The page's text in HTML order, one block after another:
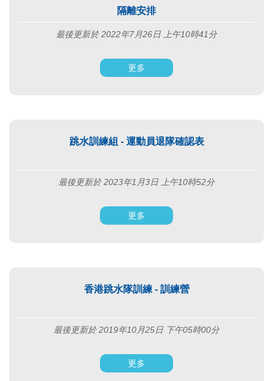
隔離安排
最後更新於 2022年7月26日 上午10時41分
更多
跳水訓練組 - 運動員退隊確認表
最後更新於 2023年1月3日 上午10時52分
更多
香港跳水隊訓練 - 訓練營
最後更新於 2019年10月25日 下午05時00分
更多